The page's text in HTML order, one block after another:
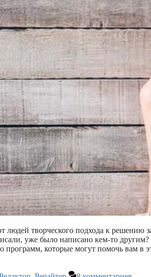
творческого подхода к решению
уже было написано кем-то
программ, которые могут помочь вам